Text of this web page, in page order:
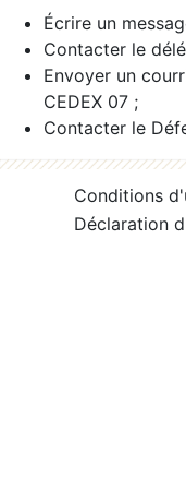
Écrire un
Contacter le
Envoyer un
CEDEX 07 ;
Contacter le
Conditions
Déclaration